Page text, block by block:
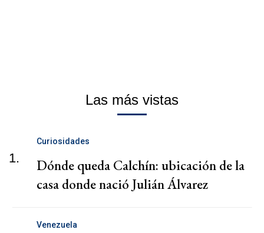
Las más vistas
1.
Curiosidades
Dónde queda Calchín: ubicación de la
casa donde nació Julián Álvarez
Venezuela